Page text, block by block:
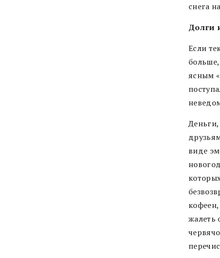
снега
Долги
Если
ясным
виде
жалеть